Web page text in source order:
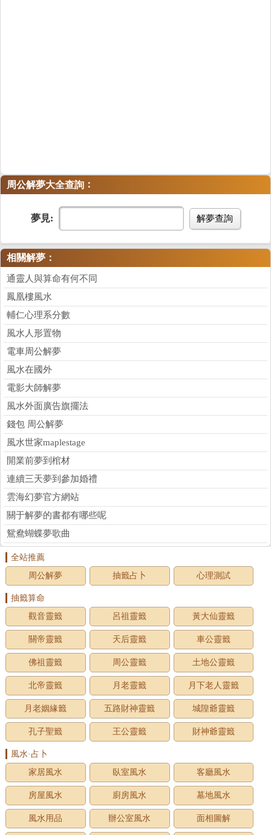
周公解夢大全查詢 ：
夢見: 解夢查詢
相關解夢：
通靈人與算命有何不同
鳳凰樓風水
輔仁心理系分數
風水人形置物
電車周公解夢
風水在國外
電影大師解夢
風水外面廣告旗擺法
錢包 周公解夢
風水世家maplestage
開業前夢到棺材
連續三天夢到參加婚禮
雲海幻夢官方網站
關于解夢的書都有哪些呢
鴛鴦蝴蝶夢歌曲
全站推薦
周公解夢
抽籤占卜 心理測試
抽籤算命
觀音靈籤
呂祖靈籤 黃大仙靈籤
關帝靈籤 天后靈籤 車公靈籤
佛祖靈籤 周公靈籤 土地公靈籤
北帝靈籤 月老靈籤 月下老人靈籤
月老姻緣籤 五路財神靈籤 城隍爺靈籤
孔子聖籤 王公靈籤 財神爺靈籤
風水·占卜
家居風水
臥室風水 客廳風水
房屋風水 廚房風水 墓地風水
風水用品 辦公室風水 面相圖解